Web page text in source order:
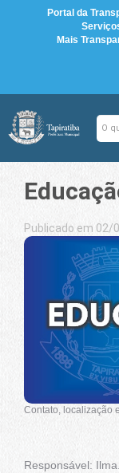
Portal da
Mais
Publicado em 02/
Contato, localização
Responsável: Ilma.